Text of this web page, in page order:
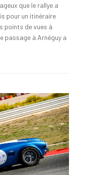
que le rallye a
pour un itinéraire
points de vues à
passage à Arnéguy a